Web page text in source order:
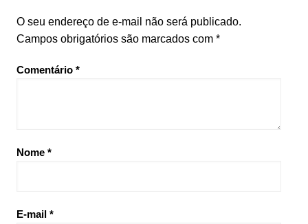
O seu endereço de e-mail não será publicado.
Campos obrigatórios são marcados com *
Comentário *
Nome *
E-mail *